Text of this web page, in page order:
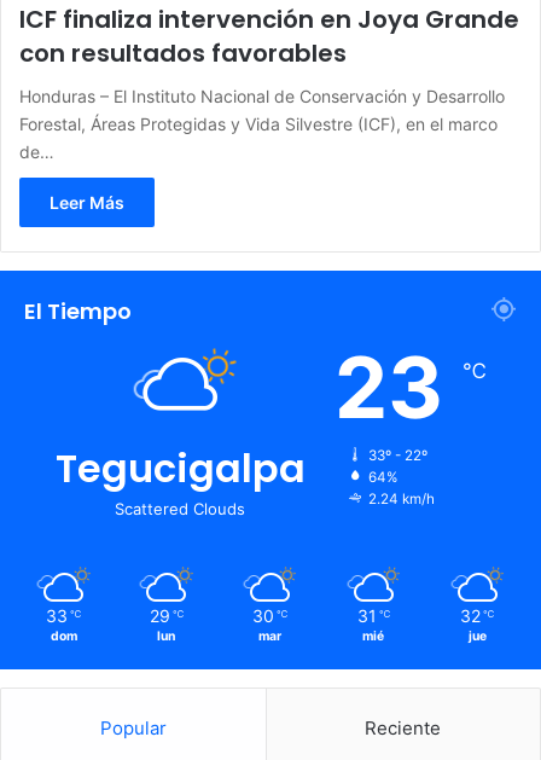
ICF finaliza intervención en Joya Grande
con resultados favorables
Honduras – El Instituto Nacional de Conservación y Desarrollo
Forestal, Áreas Protegidas y Vida Silvestre (ICF), en el marco
de…
Leer Más
El Tiempo
Tegucigalpa
Scattered Clouds
23 ℃
33º - 22º
64%
2.24 km/h
33 ℃
dom
29 ℃
lun
30 ℃
mar
31 ℃
mié
32 ℃
jue
Popular Reciente